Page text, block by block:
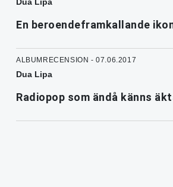
En beroendeframkallande
ALBUMRECENSION - 07.06.2017
Dua Lipa
Radiopop som ändå känns